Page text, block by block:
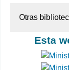
Otras
Esta